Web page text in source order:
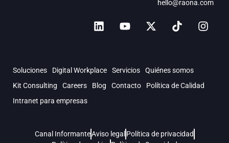
hello@raona.com
Soluciones Digital Workplace Servicios
Quiénes somos
Kit Consulting
Careers Blog Contacto
Política de Calidad
Intranet para empresas
Canal InformanteAviso legal Política de privacidad